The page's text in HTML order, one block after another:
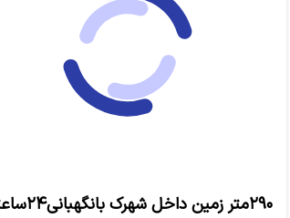
۲۹۰متر زمین داخل شهرک بانگهبانی۲۴ساعته